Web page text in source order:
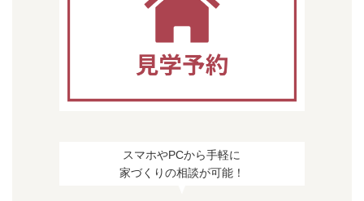
スマホやPCから手軽に
家づくりの相談が可能！